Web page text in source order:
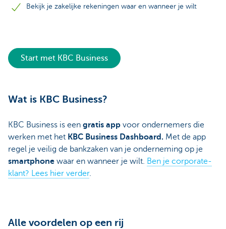
Bekijk je zakelijke rekeningen waar en wanneer je wilt
Start met KBC Business
Wat is KBC Business?
KBC Business is een gratis app voor ondernemers die
werken met het KBC Business Dashboard. Met de app
regel je veilig de bankzaken van je onderneming op je
smartphone waar en wanneer je wilt. Ben je corporate-
klant? Lees hier verder.
Alle voordelen op een rij